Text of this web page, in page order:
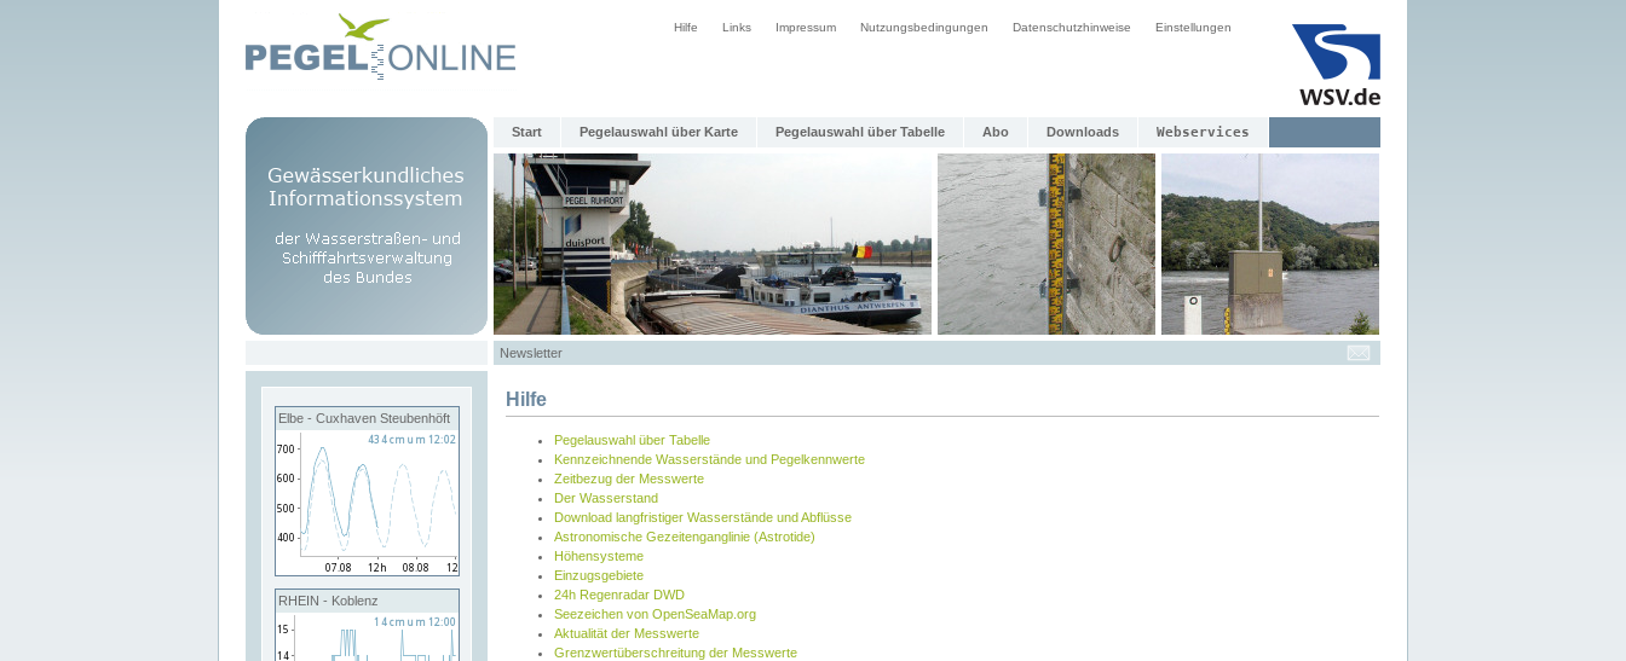
Hilfe Links Impressum Nutzungsbedingungen Datenschutzhinweise Einstellungen
Start Pegelauswahl über Karte Pegelauswahl über Tabelle Abo Downloads Webservices
Newsletter
Elbe - Cuxhaven Steubenhöft
RHEIN - Koblenz
Hilfe
Pegelauswahl über Tabelle
Kennzeichnende Wasserstände und Pegelkennwerte
Zeitbezug der Messwerte
Der Wasserstand
Download langfristiger Wasserstände und Abflüsse
Astronomische Gezeitenganglinie (Astrotide)
Höhensysteme
Einzugsgebiete
24h Regenradar DWD
Seezeichen von OpenSeaMap.org
Aktualität der Messwerte
Grenzwertüberschreitung der Messwerte